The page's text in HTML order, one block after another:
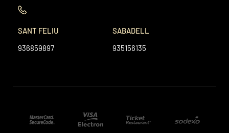
SANT FELIU
936859897
SABADELL
935156135